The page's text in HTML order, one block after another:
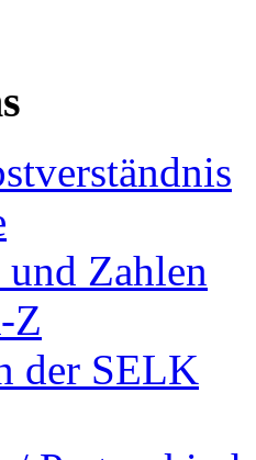
Zahlen
Z
der SELK